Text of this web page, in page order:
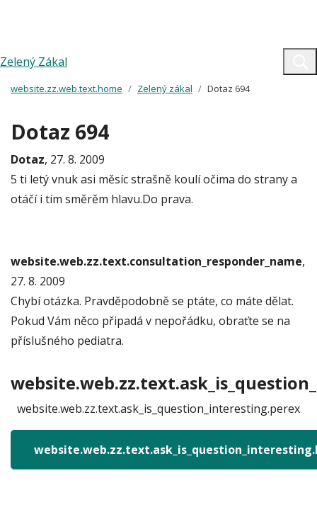
Zelený Zákal
website.zz.web.text.home Zelený zákal Dotaz 694
Dotaz 694
Dotaz, 27. 8. 2009
5 ti letý vnuk asi měsíc strašně koulí očima do strany a
otáčí i tím směrěm hlavu.Do prava.
website.web.zz.text.consultation_responder_name,
27. 8. 2009
Chybí otázka. Pravděpodobně se ptáte, co máte dělat.
Pokud Vám něco připadá v nepořádku, obraťte se na
příslušného pediatra.
website.web.zz.text.ask_is_question_interesting.perex